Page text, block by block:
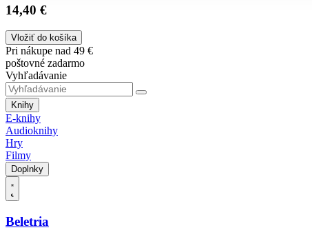
14,40 €
Vložiť do košíka
Pri nákupe nad 49 €
poštovné zadarmo
Vyhľadávanie
Knihy
E-knihy
Audioknihy
Hry
Filmy
Doplnky
Beletria